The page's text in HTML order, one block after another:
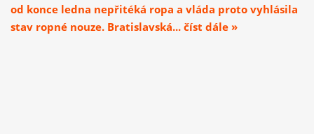
od konce ledna nepřitéká ropa a vláda proto vyhlásila
stav ropné nouze. Bratislavská... číst dále »